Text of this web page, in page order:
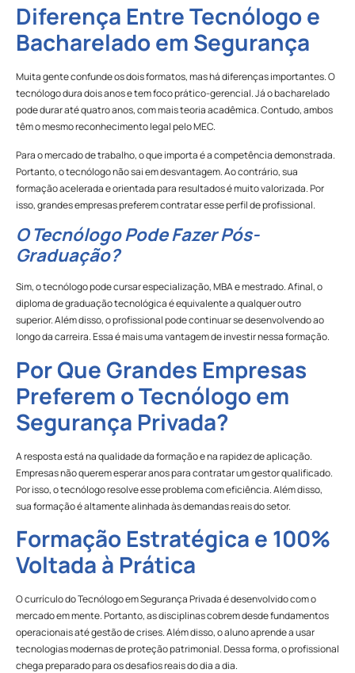
Diferença Entre Tecnólogo e
Bacharelado em Segurança
Muita gente confunde os dois formatos, mas há diferenças importantes. O
tecnólogo dura dois anos e tem foco prático-gerencial. Já o bacharelado
pode durar até quatro anos, com mais teoria acadêmica. Contudo, ambos
têm o mesmo reconhecimento legal pelo MEC.
Para o mercado de trabalho, o que importa é a competência demonstrada.
Portanto, o tecnólogo não sai em desvantagem. Ao contrário, sua
formação acelerada e orientada para resultados é muito valorizada. Por
isso, grandes empresas preferem contratar esse perfil de profissional.
O Tecnólogo Pode Fazer Pós-
Graduação?
Sim, o tecnólogo pode cursar especialização, MBA e mestrado. Afinal, o
diploma de graduação tecnológica é equivalente a qualquer outro
superior. Além disso, o profissional pode continuar se desenvolvendo ao
longo da carreira. Essa é mais uma vantagem de investir nessa formação.
Por Que Grandes Empresas
Preferem o Tecnólogo em
Segurança Privada?
A resposta está na qualidade da formação e na rapidez de aplicação.
Empresas não querem esperar anos para contratar um gestor qualificado.
Por isso, o tecnólogo resolve esse problema com eficiência. Além disso,
sua formação é altamente alinhada às demandas reais do setor.
Formação Estratégica e 100%
Voltada à Prática
O currículo do Tecnólogo em Segurança Privada é desenvolvido com o
mercado em mente. Portanto, as disciplinas cobrem desde fundamentos
operacionais até gestão de crises. Além disso, o aluno aprende a usar
tecnologias modernas de proteção patrimonial. Dessa forma, o profissional
chega preparado para os desafios reais do dia a dia.